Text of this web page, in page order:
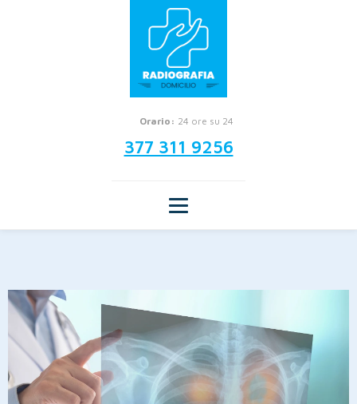
Orario: 24 ore su 24
377 311 9256